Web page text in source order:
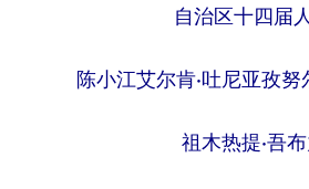
自治区十四届
陈小江艾尔肯·吐尼亚孜
祖木热提·吾